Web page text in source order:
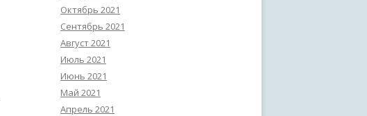
Октябрь 2021
Сентябрь 2021
Август 2021
Июль 2021
Июнь 2021
Май 2021
Апрель 2021